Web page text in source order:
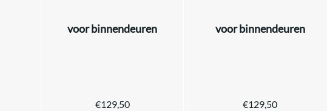
voor binnendeuren
€129,50
voor binnendeuren
€129,50